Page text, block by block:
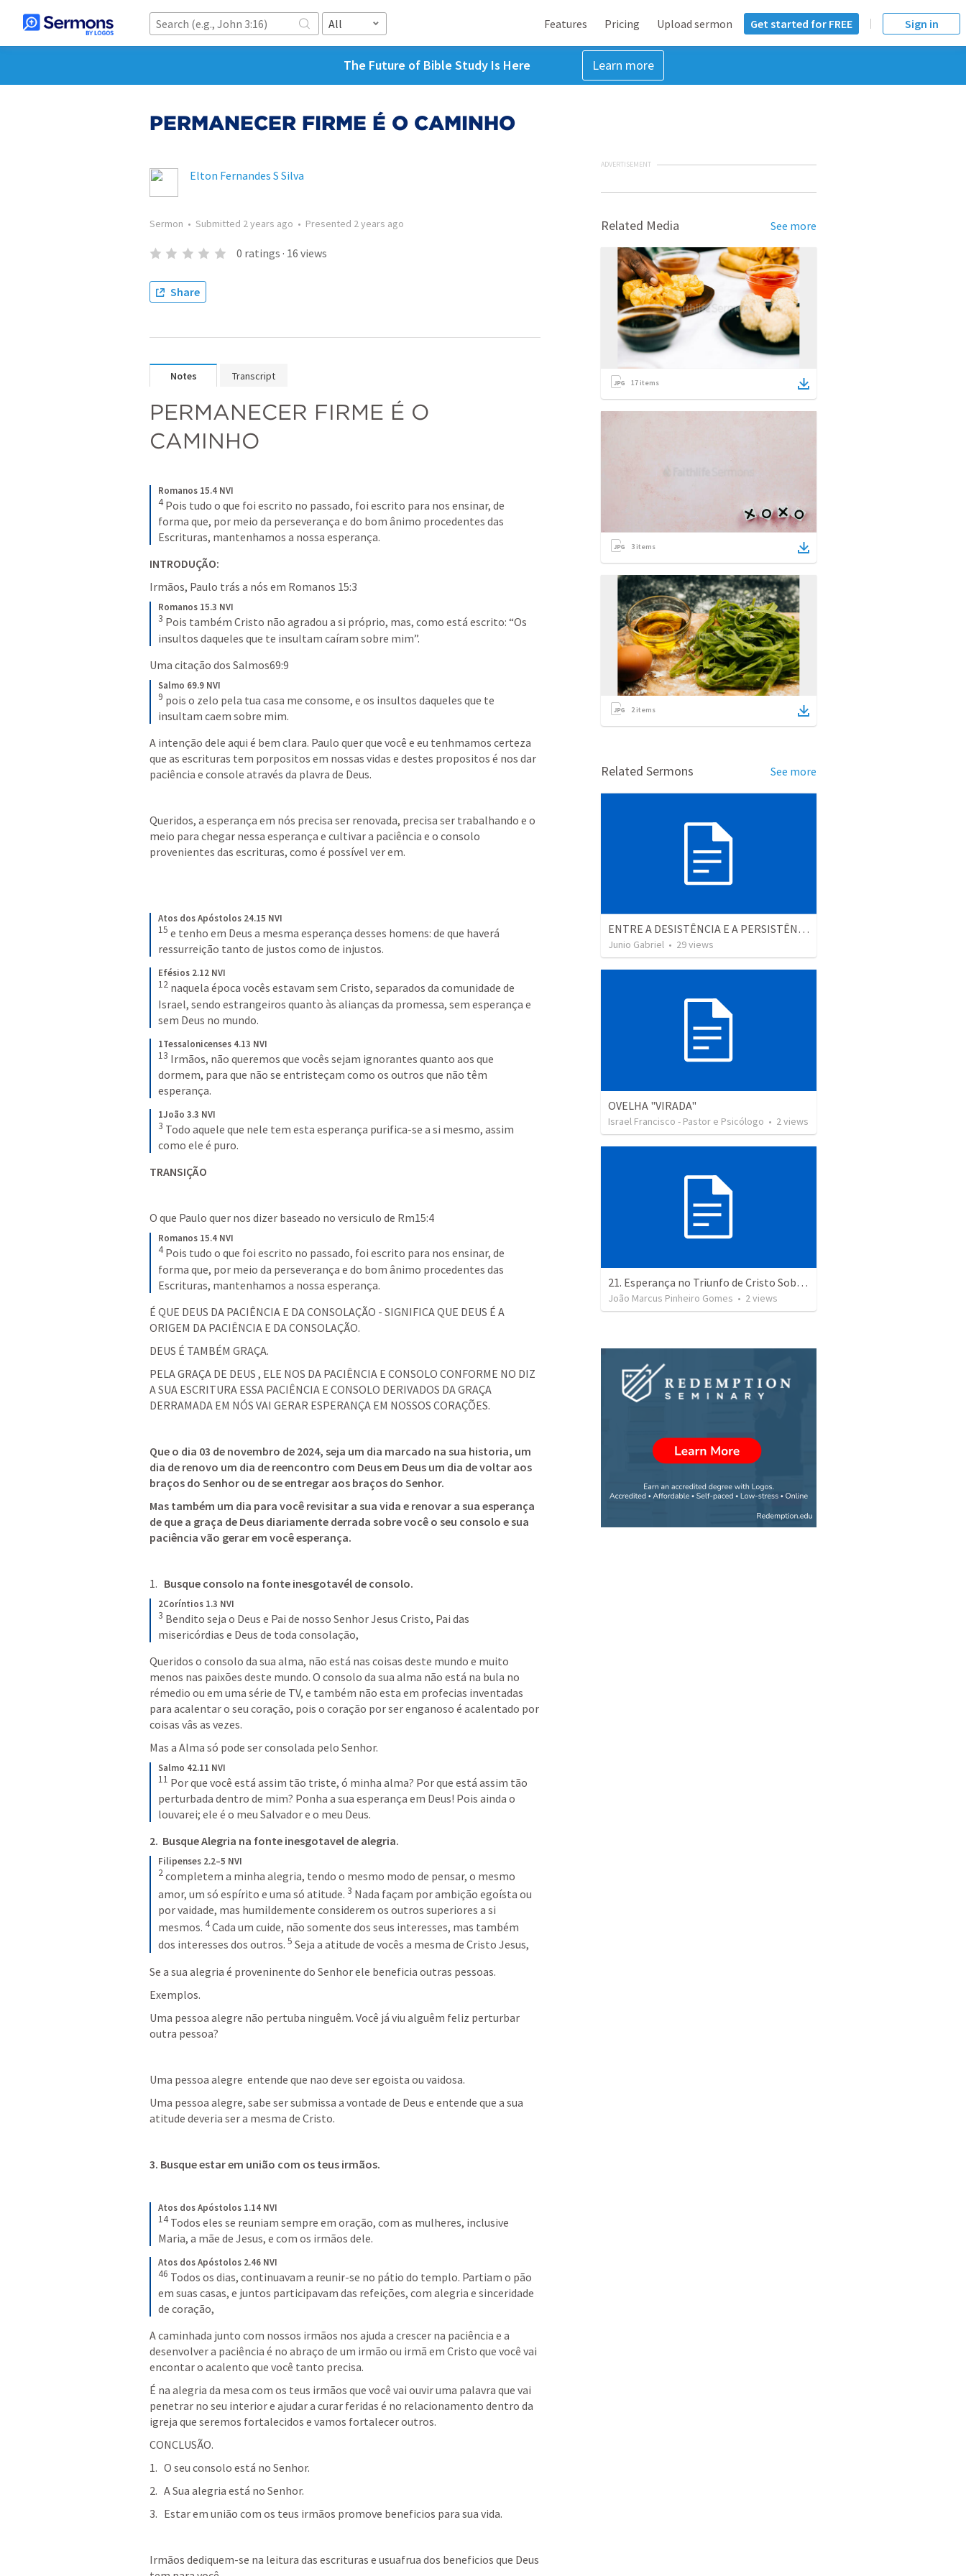
All Features Pricing Upload sermon Get started for FREE Sign in
The Future of Bible Study Is Here Learn more
PERMANECER FIRME É O CAMINHO
Elton Fernandes S Silva
Sermon • Submitted 2 years ago • Presented 2 years ago
0 ratings · 16 views
Share
Notes Transcript
PERMANECER FIRME É O
CAMINHO
Romanos 15.4 NVI
4 Pois tudo o que foi escrito no passado, foi escrito para nos ensinar, de
forma que, por meio da perseverança e do bom ânimo procedentes das
Escrituras, mantenhamos a nossa esperança.
INTRODUÇÃO:
Irmãos, Paulo trás a nós em Romanos 15:3
Romanos 15.3 NVI
3 Pois também Cristo não agradou a si próprio, mas, como está escrito: “Os
insultos daqueles que te insultam caíram sobre mim”.
Uma citação dos Salmos69:9
Salmo 69.9 NVI
9 pois o zelo pela tua casa me consome, e os insultos daqueles que te
insultam caem sobre mim.
A intenção dele aqui é bem clara. Paulo quer que você e eu tenhmamos certeza
que as escrituras tem porpositos em nossas vidas e destes propositos é nos dar
paciência e console através da plavra de Deus.
Queridos, a esperança em nós precisa ser renovada, precisa ser trabalhando e o
meio para chegar nessa esperança e cultivar a paciência e o consolo
provenientes das escrituras, como é possível ver em.
Atos dos Apóstolos 24.15 NVI
15 e tenho em Deus a mesma esperança desses homens: de que haverá
ressurreição tanto de justos como de injustos.
Efésios 2.12 NVI
12 naquela época vocês estavam sem Cristo, separados da comunidade de
Israel, sendo estrangeiros quanto às alianças da promessa, sem esperança e
sem Deus no mundo.
1Tessalonicenses 4.13 NVI
13 Irmãos, não queremos que vocês sejam ignorantes quanto aos que
dormem, para que não se entristeçam como os outros que não têm
esperança.
1João 3.3 NVI
3 Todo aquele que nele tem esta esperança purifica-se a si mesmo, assim
como ele é puro.
TRANSIÇÃO
O que Paulo quer nos dizer baseado no versiculo de Rm15:4
Romanos 15.4 NVI
4 Pois tudo o que foi escrito no passado, foi escrito para nos ensinar, de
forma que, por meio da perseverança e do bom ânimo procedentes das
Escrituras, mantenhamos a nossa esperança.
É QUE DEUS DA PACIÊNCIA E DA CONSOLAÇÃO - SIGNIFICA QUE DEUS É A
ORIGEM DA PACIÊNCIA E DA CONSOLAÇÃO.
DEUS É TAMBÉM GRAÇA.
PELA GRAÇA DE DEUS , ELE NOS DA PACIÊNCIA E CONSOLO CONFORME NO DIZ
A SUA ESCRITURA ESSA PACIÊNCIA E CONSOLO DERIVADOS DA GRAÇA
DERRAMADA EM NÓS VAI GERAR ESPERANÇA EM NOSSOS CORAÇÕES.
Que o dia 03 de novembro de 2024, seja um dia marcado na sua historia, um
dia de renovo um dia de reencontro com Deus em Deus um dia de voltar aos
braços do Senhor ou de se entregar aos braços do Senhor.
Mas também um dia para você revisitar a sua vida e renovar a sua esperança
de que a graça de Deus diariamente derrada sobre você o seu consolo e sua
paciência vão gerar em você esperança.
Busque consolo na fonte inesgotavél de consolo.
2Coríntios 1.3 NVI
3 Bendito seja o Deus e Pai de nosso Senhor Jesus Cristo, Pai das
misericórdias e Deus de toda consolação,
Queridos o consolo da sua alma, não está nas coisas deste mundo e muito
menos nas paixões deste mundo. O consolo da sua alma não está na bula no
rémedio ou em uma série de TV, e também não esta em profecias inventadas
para acalentar o seu coração, pois o coração por ser enganoso é acalentado por
coisas vâs as vezes.
Mas a Alma só pode ser consolada pelo Senhor.
Salmo 42.11 NVI
11 Por que você está assim tão triste, ó minha alma? Por que está assim tão
perturbada dentro de mim? Ponha a sua esperança em Deus! Pois ainda o
louvarei; ele é o meu Salvador e o meu Deus.
2.  Busque Alegria na fonte inesgotavel de alegria.
Filipenses 2.2–5 NVI
2completem a minha alegria, tendo o mesmo modo de pensar, o mesmo
amor, um só espírito e uma só atitude. 3 Nada façam por ambição egoísta ou
por vaidade, mas humildemente considerem os outros superiores a si
mesmos. 4Cada um cuide, não somente dos seus interesses, mas também
dos interesses dos outros. 5 Seja a atitude de vocês a mesma de Cristo Jesus,
Se a sua alegria é proveninente do Senhor ele beneficia outras pessoas.
Exemplos.
Uma pessoa alegre não pertuba ninguêm. Você já viu alguêm feliz perturbar
outra pessoa?
Uma pessoa alegre  entende que nao deve ser egoista ou vaidosa.
Uma pessoa alegre, sabe ser submissa a vontade de Deus e entende que a sua
atitude deveria ser a mesma de Cristo.
3. Busque estar em união com os teus irmãos.
Atos dos Apóstolos 1.14 NVI
14 Todos eles se reuniam sempre em oração, com as mulheres, inclusive
Maria, a mãe de Jesus, e com os irmãos dele.
Atos dos Apóstolos 2.46 NVI
46 Todos os dias, continuavam a reunir-se no pátio do templo. Partiam o pão
em suas casas, e juntos participavam das refeições, com alegria e sinceridade
de coração,
A caminhada junto com nossos irmãos nos ajuda a crescer na paciência e a
desenvolver a paciência é no abraço de um irmão ou irmã em Cristo que você vai
encontar o acalento que você tanto precisa.
É na alegria da mesa com os teus irmãos que você vai ouvir uma palavra que vai
penetrar no seu interior e ajudar a curar feridas é no relacionamento dentro da
igreja que seremos fortalecidos e vamos fortalecer outros.
CONCLUSÃO.
O seu consolo está no Senhor.
A Sua alegria está no Senhor.
Estar em união com os teus irmãos promove beneficios para sua vida.
Irmãos dediquem-se na leitura das escrituras e usuafrua dos beneficios que Deus
ADVERTISEMENT
Related Media See more
17 items
3 items
2items
Related Sermons See more
ENTRE A DESISTÊNCIA E A PERSISTÊNCIA
Junio Gabriel • 29views
OVELHA "VIRADA"
Israel Francisco - Pastor e Psicólogo • 2views
21. Esperança no Triunfo de Cristo Sobre o Pecado de Adão (Rm 5.12-19)
João Marcus Pinheiro Gomes • 2 views